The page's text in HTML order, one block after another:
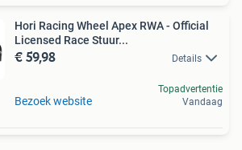
Hori Racing Wheel Apex RWA - Official
Licensed Race Stuur...
€ 59,98 Details
Bezoek website
Topadvertentie
Vandaag